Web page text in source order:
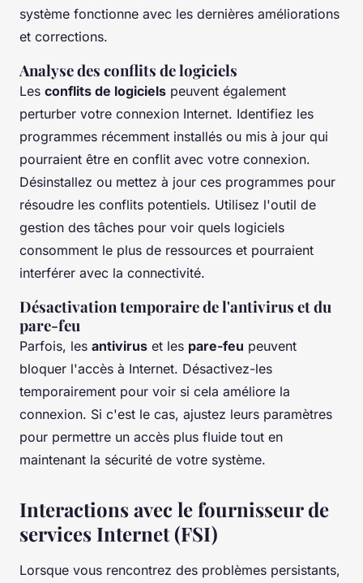
système fonctionne avec les dernières améliorations
et corrections.
Analyse des conflits de logiciels
Les conflits de logiciels peuvent également
perturber votre connexion Internet. Identifiez les
programmes récemment installés ou mis à jour qui
pourraient être en conflit avec votre connexion.
Désinstallez ou mettez à jour ces programmes pour
résoudre les conflits potentiels. Utilisez l'outil de
gestion des tâches pour voir quels logiciels
consomment le plus de ressources et pourraient
interférer avec la connectivité.
Désactivation temporaire de l'antivirus et du
pare-feu
Parfois, les antivirus et les pare-feu peuvent
bloquer l'accès à Internet. Désactivez-les
temporairement pour voir si cela améliore la
connexion. Si c'est le cas, ajustez leurs paramètres
pour permettre un accès plus fluide tout en
maintenant la sécurité de votre système.
Interactions avec le fournisseur de
services Internet (FSI)
Lorsque vous rencontrez des problèmes persistants,